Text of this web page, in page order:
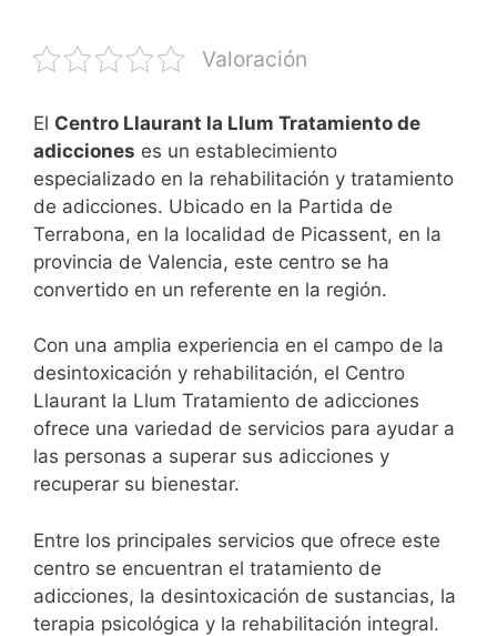
Valoración
El Centro Llaurant la Llum Tratamiento de
adicciones es un establecimiento
especializado en la rehabilitación y tratamiento
de adicciones. Ubicado en la Partida de
Terrabona, en la localidad de Picassent, en la
provincia de Valencia, este centro se ha
convertido en un referente en la región.
Con una amplia experiencia en el campo de la
desintoxicación y rehabilitación, el Centro
Llaurant la Llum Tratamiento de adicciones
ofrece una variedad de servicios para ayudar a
las personas a superar sus adicciones y
recuperar su bienestar.
Entre los principales servicios que ofrece este
centro se encuentran el tratamiento de
adicciones, la desintoxicación de sustancias, la
terapia psicológica y la rehabilitación integral.